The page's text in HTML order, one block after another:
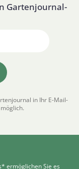
Gartenjournal-
in Ihr E-Mail-
ermöglichen Sie es